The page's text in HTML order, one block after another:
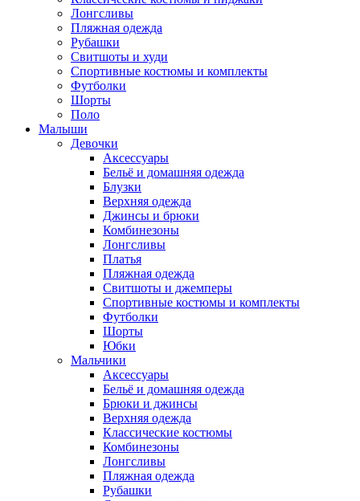
Лонгсливы
Пляжная одежда
Рубашки
Свитшоты и худи
Спортивные костюмы и комплекты
Футболки
Шорты
Поло
Малыши
Девочки
Аксессуары
Бельё и домашняя одежда
Блузки
Верхняя одежда
Джинсы и брюки
Комбинезоны
Лонгсливы
Платья
Пляжная одежда
Свитшоты и джемперы
Спортивные костюмы и комплекты
Футболки
Шорты
Юбки
Мальчики
Аксессуары
Бельё и домашняя одежда
Брюки и джинсы
Верхняя одежда
Классические костюмы
Комбинезоны
Лонгсливы
Пляжная одежда
Рубашки